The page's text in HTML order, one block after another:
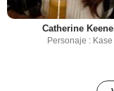
Catherine
Personaje : Kase